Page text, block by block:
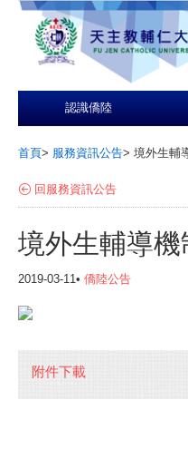
認識僑陸
首頁> 服務資訊公告> 境外生輔
回服務資訊公告
境外生輔導機
2019-03-11• 僑陸公告
附件下載